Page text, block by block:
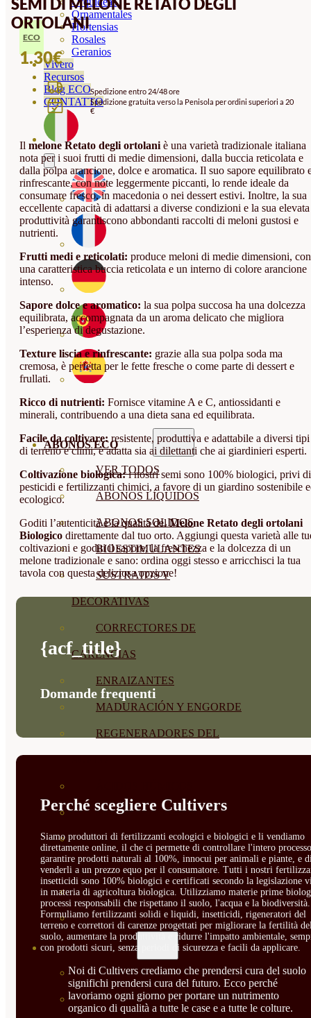
Ornamentales
Hortensias
Rosales
Geranios
Vivero
Recursos
Blog ECO
CONTATTO
ABONOS ECO
VER TODOS
ABONOS LÍQUIDOS
ABONOS SOLIDOS
BIOESTIMULANTES
SUSTRATOS Y
DECORATIVAS
CORRECTORES DE
CARENCIAS
ENRAIZANTES
MADURACIÓN Y ENGORDE
REGENERADORES DEL
MATERIAS PRIMAS
PROTECCIÓN CULTIVOS Y
PLANTAS
PLANTAS INTERIOR
GROWPUNCH
SEMILLAS
VER TODAS
BIODINÁMICAS DEMETER
ORTOLANI
ECO
1.30€
Spedizione entro 24/48 ore
Spedizione gratuita verso la Penisola per ordini superiori a 20
€
Il melone Retato degli ortolani è una varietà tradizionale italiana
nota per i suoi frutti di medie dimensioni, dalla buccia reticolata e
dalla polpa arancione, dolce e aromatica. Il suo sapore equilibrato
rinfrescante, con note leggermente piccanti, lo rende ideale da
consumare fresco, in macedonia o nei dessert estivi. Inoltre, la sua
eccellente capacità di adattarsi a diverse condizioni e la sua elevata
produttività garantiscono abbondanti raccolti di meloni gustosi e
nutrienti.
Frutti medi e reticolati: produce meloni di medie dimensioni, con
una caratteristica buccia reticolata e un interno di colore arancione
intenso.
Sapore dolce e aromatico: la sua polpa succosa ha una dolcezza
equilibrata, accompagnata da un aroma delicato che migliora
l’esperienza di degustazione.
Texture liscia e rinfrescante: grazie alla sua polpa soda ma
cremosa, è perfetta per le fette fresche o come parte di dessert e
frullati.
Ricco di nutrienti: Fornisce vitamine A e C, antiossidanti e
minerali, contribuendo a una dieta sana ed equilibrata.
Facile da coltivare: resistente, produttiva e adattabile a diversi tipi
di terreno e climi, è adatta sia ai dilettanti che ai giardinieri esperti.
Coltivazione biologica:i nostri semi sono 100% biologici, privi di
pesticidi e fertilizzanti chimici, a favore di un giardino sostenibile
ecologico.
Goditi l’autenticità e la qualità delMelone Retato degli ortolani
Biologico direttamente dal tuo orto. Aggiungi questa varietà alle
coltivazioni e goditi il sapore, la freschezza e la dolcezza di un
melone tradizionale e sano: ordina oggi stesso e arricchisci la tua
tavola con questa deliziosa opzione!
{acf_title}
Domande frequenti
Perché scegliere Cultivers
Siamo produttori di fertilizzanti ecologici e biologici e li vendiamo
direttamente online, il che ci permette di controllare l'intero
garantire prodotti naturali al 100%, innocui per animali e piante, e
venderli a un prezzo equo per il consumatore. Tutti i nostri
insetticidi sono 100% biologici e certificati secondo la legislazione
in materia di agricoltura biologica. Utilizziamo materie prime
processi responsabili che rispettano il suolo, l'acqua e la biodiversità.
Formuliamo fertilizzanti solidi e liquidi, insetticidi, rigeneratori del
terreno e correttori di carenze progettati per migliorare la fertilità
suolo, aumentare la produttività e ridurre l'impatto ambientale,
con prodotti sicuri, senza periodi di sicurezza e facili da applicare.
Noi di Cultivers crediamo che prendersi cura del suolo
significhi prendersi cura del futuro. Ecco perché
lavoriamo ogni giorno per portare un nutrimento
organico di qualità a tutte le case e a tutte le colture.